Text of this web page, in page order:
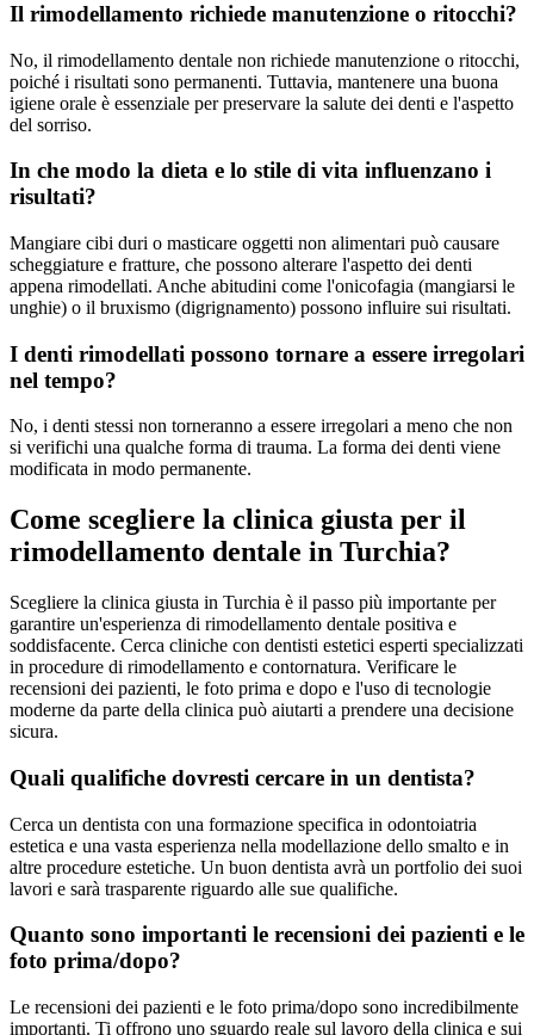
Il rimodellamento richiede manutenzione o ritocchi?
No, il rimodellamento dentale non richiede manutenzione o ritocchi,
poiché i risultati sono permanenti. Tuttavia, mantenere una buona
igiene orale è essenziale per preservare la salute dei denti e l'aspetto
del sorriso.
In che modo la dieta e lo stile di vita influenzano i
risultati?
Mangiare cibi duri o masticare oggetti non alimentari può causare
scheggiature e fratture, che possono alterare l'aspetto dei denti
appena rimodellati. Anche abitudini come l'onicofagia (mangiarsi le
unghie) o il bruxismo (digrignamento) possono influire sui risultati.
I denti rimodellati possono tornare a essere irregolari
nel tempo?
No, i denti stessi non torneranno a essere irregolari a meno che non
si verifichi una qualche forma di trauma. La forma dei denti viene
modificata in modo permanente.
Come scegliere la clinica giusta per il
rimodellamento dentale in Turchia?
Scegliere la clinica giusta in Turchia è il passo più importante per
garantire un'esperienza di rimodellamento dentale positiva e
soddisfacente. Cerca cliniche con dentisti estetici esperti specializzati
in procedure di rimodellamento e contornatura. Verificare le
recensioni dei pazienti, le foto prima e dopo e l'uso di tecnologie
moderne da parte della clinica può aiutarti a prendere una decisione
sicura.
Quali qualifiche dovresti cercare in un dentista?
Cerca un dentista con una formazione specifica in odontoiatria
estetica e una vasta esperienza nella modellazione dello smalto e in
altre procedure estetiche. Un buon dentista avrà un portfolio dei suoi
lavori e sarà trasparente riguardo alle sue qualifiche.
Quanto sono importanti le recensioni dei pazienti e le
foto prima/dopo?
Le recensioni dei pazienti e le foto prima/dopo sono incredibilmente
importanti. Ti offrono uno sguardo reale sul lavoro della clinica e sui